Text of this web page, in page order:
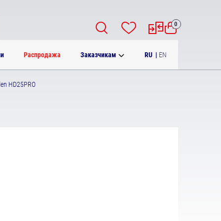
Распродажа Заказчикам RU | EN
0
HD25PRO